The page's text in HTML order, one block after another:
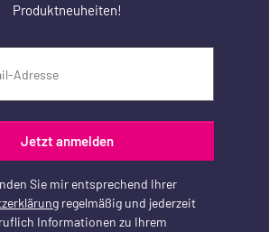
Produktneuheiten!
Jetzt anmelden
Sie mir entsprechend Ihrer
regelmäßig und jederzeit
Informationen zu Ihrem